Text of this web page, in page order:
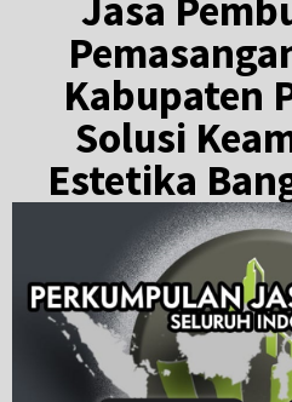
Kabupaten
Solusi
Estetika